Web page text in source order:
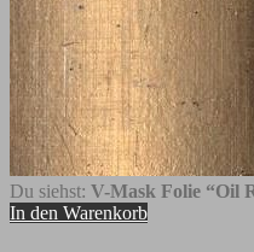
Du siehst: V-Mask Folie “Oil
In den Warenkorb